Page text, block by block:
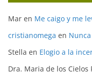
Mar en Me caigo y me
cristianomega en
Stella en Elogio a la
Dra. Maria de los Cielos